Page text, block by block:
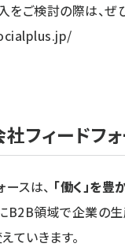
をご検討の際は、
社フィードフ
ースは、 「働く」を
B2B領域で企業の
ていきます。